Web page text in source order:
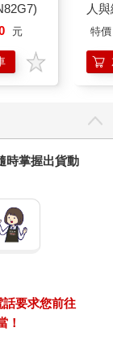
非有人推銷，否
話。正是因為沒
中畢業時，閱讀
業後沒進大學，
界闖蕩一年，應
麼科系。
十五分鐘的地
理（我怕尷尬，
蟲（Caterpillar）
先輩（Elders）
基爾莫爾
處理文書，臉上
人注意到我，一
元
人
平
特價
時掌握出貨動
要求您前往
！